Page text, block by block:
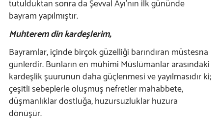
tutulduktan sonra da Şevval Ayı’nın ilk gününde
bayram yapılmıştır.
Muhterem din kardeşlerim,
Bayramlar, içinde birçok güzelliği barındıran müstesna
günlerdir. Bunların en mühimi Müslümanlar arasındaki
kardeşlik şuurunun daha güçlenmesi ve yayılmasıdır ki;
çeşitli sebeplerle oluşmuş nefretler mahabbete,
düşmanlıklar dostluğa, huzursuzluklar huzura
dönüşür.